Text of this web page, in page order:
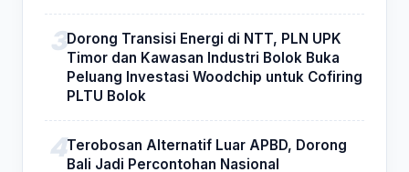
Dorong Transisi Energi di NTT, PLN UPK
Timor dan Kawasan Industri Bolok Buka
Peluang Investasi Woodchip untuk Cofiring
PLTU Bolok
Terobosan Alternatif Luar APBD, Dorong
Bali Jadi Percontohan Nasional